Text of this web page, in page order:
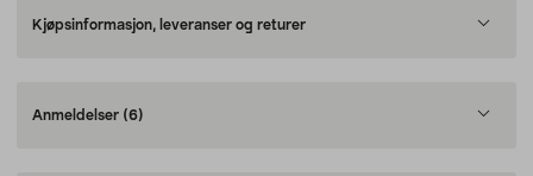
Kjøpsinformasjon, leveranser og returer
Anmeldelser (6)